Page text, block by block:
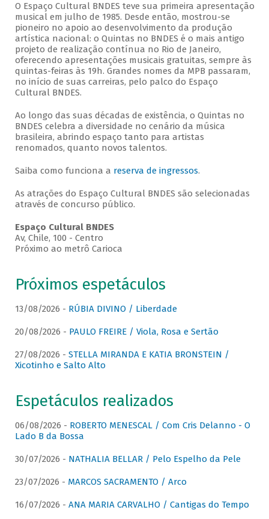
O Espaço Cultural BNDES teve sua primeira apresentação
musical em julho de 1985. Desde então, mostrou-se
pioneiro no apoio ao desenvolvimento da produção
artística nacional: o Quintas no BNDES é o mais antigo
projeto de realização contínua no Rio de Janeiro,
oferecendo apresentações musicais gratuitas, sempre às
quintas-feiras às 19h. Grandes nomes da MPB passaram,
no início de suas carreiras, pelo palco do Espaço
Cultural BNDES.
Ao longo das suas décadas de existência, o Quintas no
BNDES celebra a diversidade no cenário da música
brasileira, abrindo espaço tanto para artistas
renomados, quanto novos talentos.
Saiba como funciona a reserva de ingressos.
As atrações do Espaço Cultural BNDES são selecionadas
através de concurso público.
Espaço Cultural BNDES
Av, Chile, 100 - Centro
Próximo ao metrô Carioca
Próximos espetáculos
13/08/2026 - RÚBIA DIVINO / Liberdade
20/08/2026 - PAULO FREIRE / Viola, Rosa e Sertão
27/08/2026 - STELLA MIRANDA E KATIA BRONSTEIN /
Xicotinho e Salto Alto
Espetáculos realizados
06/08/2026 - ROBERTO MENESCAL / Com Cris Delanno - O
Lado B da Bossa
30/07/2026 - NATHALIA BELLAR / Pelo Espelho da Pele
23/07/2026 - MARCOS SACRAMENTO / Arco
16/07/2026 - ANA MARIA CARVALHO / Cantigas do Tempo